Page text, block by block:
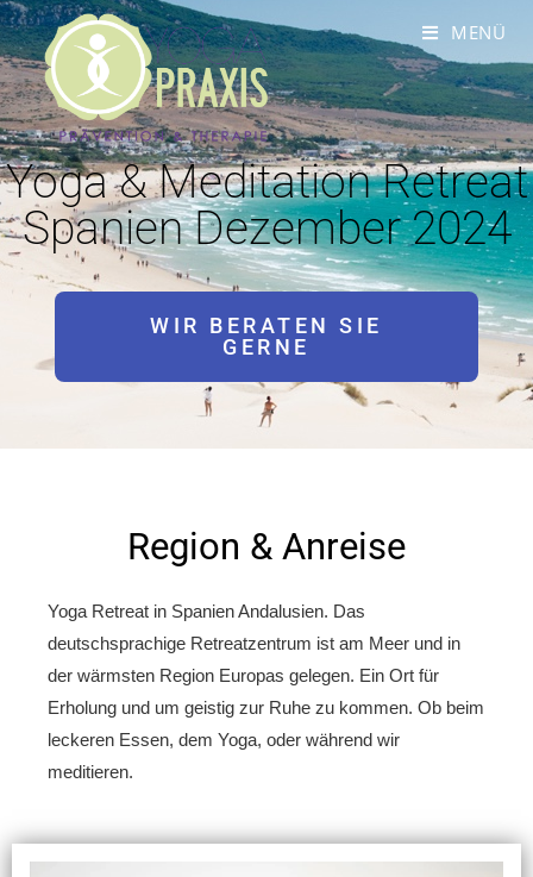
MENÜ
Yoga & Meditation Retreat
Spanien Dezember 2024
WIR BERATEN SIE
GERNE
Region & Anreise
Yoga Retreat in Spanien Andalusien. Das
deutschsprachige Retreatzentrum ist am Meer und in
der wärmsten Region Europas gelegen. Ein Ort für
Erholung und um geistig zur Ruhe zu kommen. Ob beim
leckeren Essen, dem Yoga, oder während wir
meditieren.